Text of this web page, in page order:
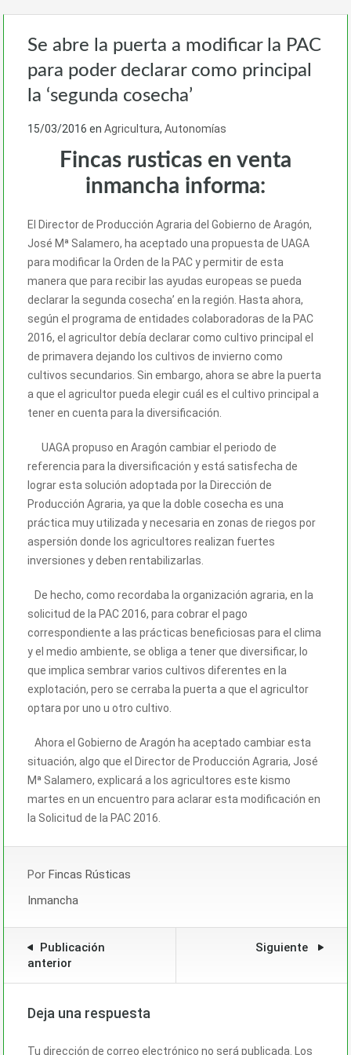
Se abre la puerta a modificar la PAC
para poder declarar como principal
la ‘segunda cosecha’
15/03/2016 en Agricultura, Autonomías
Fincas rusticas en venta
inmancha informa:
El Director de Producción Agraria del Gobierno de Aragón,
José Mª Salamero, ha aceptado una propuesta de UAGA
para modificar la Orden de la PAC y permitir de esta
manera que para recibir las ayudas europeas se pueda
declarar la segunda cosecha’ en la región. Hasta ahora,
según el programa de entidades colaboradoras de la PAC
2016, el agricultor debía declarar como cultivo principal el
de primavera dejando los cultivos de invierno como
cultivos secundarios. Sin embargo, ahora se abre la puerta
a que el agricultor pueda elegir cuál es el cultivo principal a
tener en cuenta para la diversificación.
UAGA propuso en Aragón cambiar el periodo de
referencia para la diversificación y está satisfecha de
lograr esta solución adoptada por la Dirección de
Producción Agraria, ya que la doble cosecha es una
práctica muy utilizada y necesaria en zonas de riegos por
aspersión donde los agricultores realizan fuertes
inversiones y deben rentabilizarlas.
De hecho, como recordaba la organización agraria, en la
solicitud de la PAC 2016, para cobrar el pago
correspondiente a las prácticas beneficiosas para el clima
y el medio ambiente, se obliga a tener que diversificar, lo
que implica sembrar varios cultivos diferentes en la
explotación, pero se cerraba la puerta a que el agricultor
optara por uno u otro cultivo.
Ahora el Gobierno de Aragón ha aceptado cambiar esta
situación, algo que el Director de Producción Agraria, José
Mª Salamero, explicará a los agricultores este kismo
martes en un encuentro para aclarar esta modificación en
la Solicitud de la PAC 2016.
Por Fincas Rústicas
Inmancha
Publicación
anterior
Siguiente
Deja una respuesta
Tu dirección de correo electrónico no será publicada. Los